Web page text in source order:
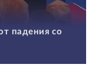
падения со